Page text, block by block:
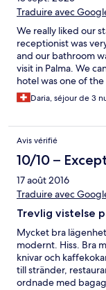
Traduire avec
We really liked our
receptionist was
and our bathroom
visit in Palma. We
hotel was one of
trips. Would go
Daria, séjour de 3
Avis vérifié
10/10 –
17 août 2016
Traduire avec
Trevlig vistelse
Mycket bra
modernt. Hiss. Bra
knivar och
till stränder,
ordnade med